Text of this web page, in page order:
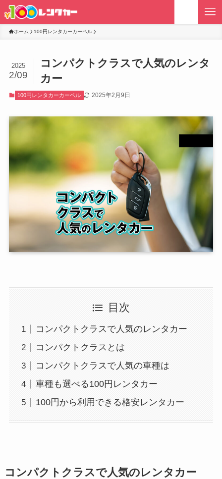
ホーム 100円レンタカーカーベル
コンパクトクラスで人気のレンタ
カー
2025
2/09
100円レンタカーカーベル 2025年2月9日
目次
コンパクトクラスで人気のレンタカー
コンパクトクラスとは
コンパクトクラスで人気の車種は
車種も選べる100円レンタカー
100円から利用できる格安レンタカー
コンパクトクラスで人気のレンタカー